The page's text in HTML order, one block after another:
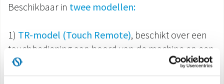
Beschikbaar in twee modellen:
1) TR-model (Touch Remote), beschikt over een
touchbediening aan boord van de machine en een
afstandsbediening (meegeleverd). Bovendien heeft
u via het selecteren van toetsen de mogelijkheid